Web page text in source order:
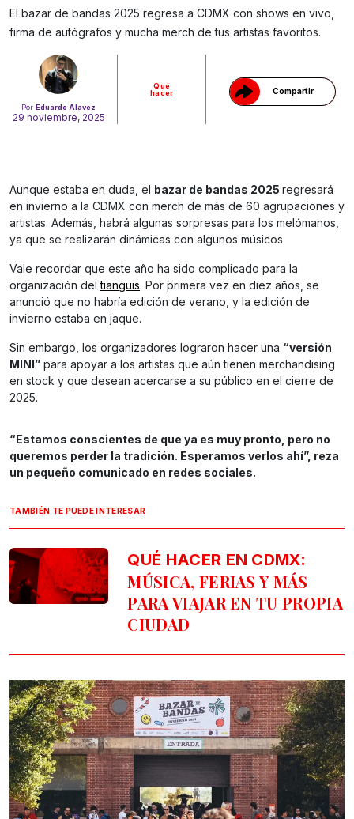
Por Eduardo Alavez
29 noviembre, 2025
Qué
hacer
Compartir
Gracias!
El bazar de bandas 2025 regresa a CDMX con shows en vivo,
firma de autógrafos y mucha merch de tus artistas favoritos.
Aunque estaba en duda, el bazar de bandas 2025 regresará
en invierno a la CDMX con merch de más de 60 agrupaciones y
artistas. Además, habrá algunas sorpresas para los melómanos,
ya que se realizarán dinámicas con algunos músicos.
Vale recordar que este año ha sido complicado para la
organización deltianguis. Por primera vez en diez años, se
anunció que no habría edición de verano, y la edición de
invierno estaba en jaque.
Sin embargo, los organizadores lograron hacer una “versión
MINI” para apoyar a los artistas que aún tienen merchandising
en stock y que desean acercarse a su público en el cierre de
2025.
“Estamos conscientes de que ya es muy pronto, pero no
queremos perder la tradición. Esperamos verlos ahí”, reza
un pequeño comunicado en redes sociales.
TAMBIÉN TE PUEDE INTERESAR
QUÉ HACER EN CDMX:
MÚSICA, FERIAS Y MÁS
PARA VIAJAR EN TU PROPIA
CIUDAD